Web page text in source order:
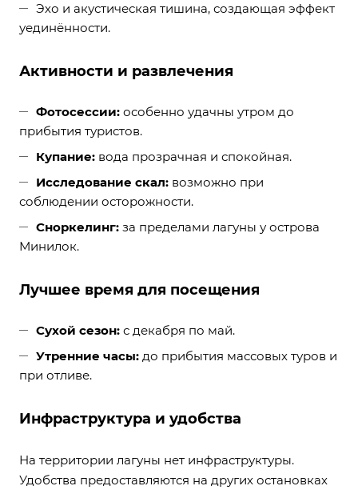
Эхо и акустическая тишина, создающая эффект
уединённости.
Активности и развлечения
Фотосессии: особенно удачны утром до
прибытия туристов.
Купание: вода прозрачная и спокойная.
Исследование скал: возможно при
соблюдении осторожности.
Сноркелинг: за пределами лагуны у острова
Минилок.
Лучшее время для посещения
Сухой сезон: с декабря по май.
Утренние часы: до прибытия массовых туров и
при отливе.
Инфраструктура и удобства
На территории лагуны нет инфраструктуры.
Удобства предоставляются на других остановках